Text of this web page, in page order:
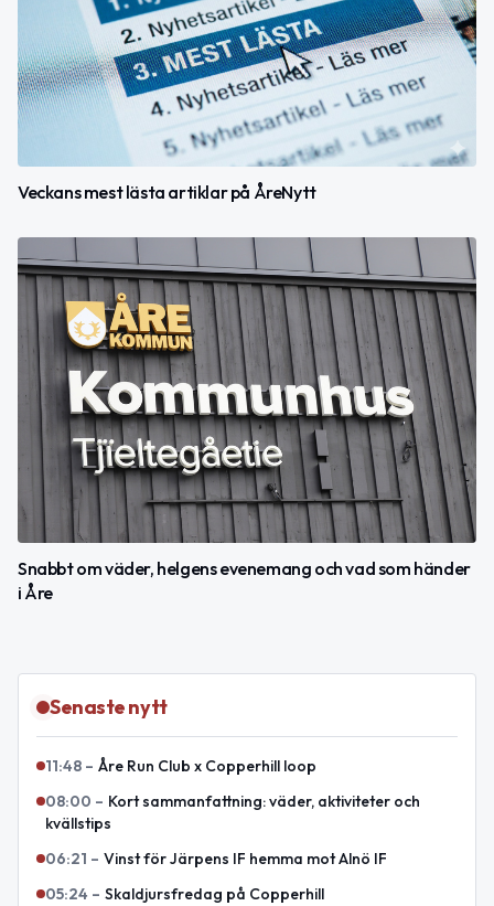
Veckans mest lästa artiklar på ÅreNytt
Snabbt om väder, helgens evenemang och vad som händer
i Åre
Senaste nytt
11:48 – Åre Run Club x Copperhill loop
08:00 – Kort sammanfattning: väder, aktiviteter och
kvällstips
06:21 – Vinst för Järpens IF hemma mot Alnö IF
05:24 – Skaldjursfredag på Copperhill